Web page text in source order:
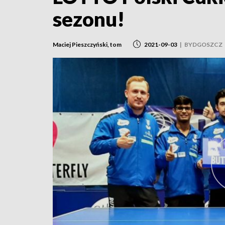
sezonu!
Maciej Pieszczyński, tom 2021-09-03 | BYDGOSZCZ